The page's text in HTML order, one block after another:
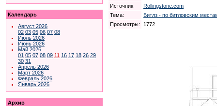
Календарь
Август 2026
02 03 05 06 07 08
Июль 2026
Июнь 2026
Май 2026
01 05 07 08 09 11 16 17 18 26 29
30 31
Апрель 2026
Март 2026
Февраль 2026
Январь 2026
Архив
Источник:
Rollingstone.com
Тема:
Битлз - по битловским
Просмотры:
1772